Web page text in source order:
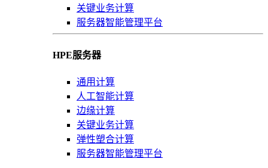
关键业务计算
服务器智能管理平台
HPE服务器
通用计算
人工智能计算
边缘计算
关键业务计算
弹性塑合计算
服务器智能管理平台